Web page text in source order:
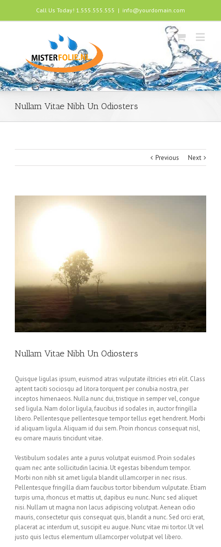
Call Us Today! 1.555.555.555 | info@yourdomain.com
Nullam Vitae Nibh Un Odiosters
Previous Next
Nullam Vitae Nibh Un Odiosters
Quisque ligulas ipsum, euismod atras vulputate iltricies etri elit. Class
aptent taciti sociosqu ad litora torquent per conubia nostra, per
inceptos himenaeos. Nulla nunc dui, tristique in semper vel, congue
sed ligula. Nam dolor ligula, faucibus id sodales in, auctor fringilla
libero. Pellentesque pellentesque tempor tellus eget hendrerit. Morbi
id aliquam ligula. Aliquam id dui sem. Proin rhoncus consequat nisl,
eu ornare mauris tincidunt vitae.
Vestibulum sodales ante a purus volutpat euismod. Proin sodales
quam nec ante sollicitudin lacinia. Ut egestas bibendum tempor.
Morbi non nibh sit amet ligula blandit ullamcorper in nec risus.
Pellentesque fringilla diam faucibus tortor bibendum vulputate. Etiam
turpis urna, rhoncus et mattis ut, dapibus eu nunc. Nunc sed aliquet
nisi. Nullam ut magna non lacus adipiscing volutpat. Aenean odio
mauris, consectetur quis consequat quis, blandit a nunc. Sed orci erat,
placerat ac interdum ut, suscipit eu augue. Nunc vitae mi tortor. Ut vel
justo quis lectus elementum ullamcorper volutpat vel libero.